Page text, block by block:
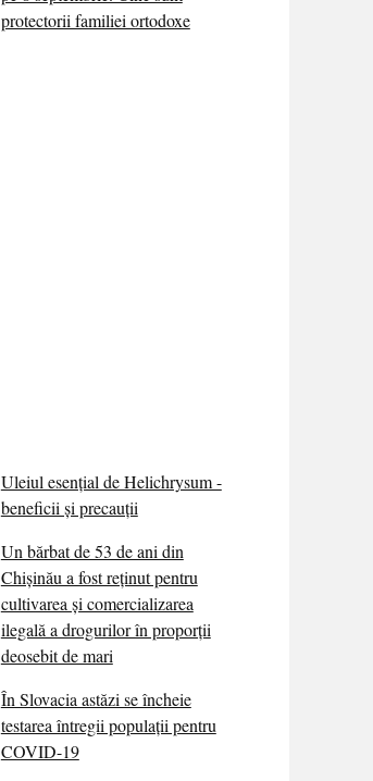
protectorii familiei ortodoxe
Uleiul esențial de Helichrysum -
beneficii și precauții
Un bărbat de 53 de ani din
Chișinău a fost reținut pentru
cultivarea și comercializarea
ilegală a drogurilor în proporții
deosebit de mari
În Slovacia astăzi se încheie
testarea întregii populații pentru
COVID-19